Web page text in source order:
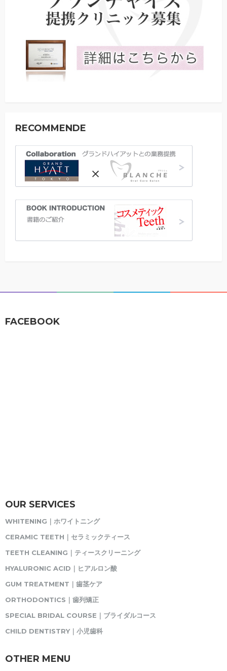
RECOMMENDE
FACEBOOK
OUR SERVICES
WHITENING｜ホワイトニング
CERAMIC TEETH｜セラミックティース
TEETH CLEANING｜ティースクリーニング
HYALURONIC ACID｜ヒアルロン酸
GUM TREATMENT｜歯茎ケア
ORTHODONTICS｜歯列矯正
SPECIAL BRIDAL COURSE｜ブライダルコース
CHILD DENTISTRY｜小児歯科
OTHER MENU